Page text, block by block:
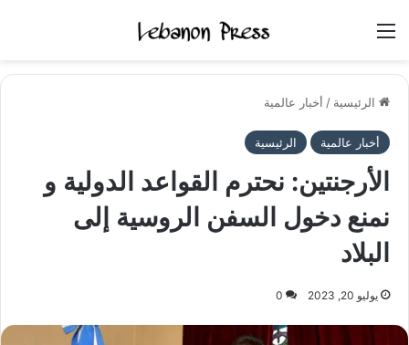
الرئيسية / أخبار عالمية
أخبار عالمية الرئيسية
الأرجنتين: نحترم القواعد الدولية و
نمنع دخول السفن الروسية إلى
البلاد
يوليو 20, 2023 0